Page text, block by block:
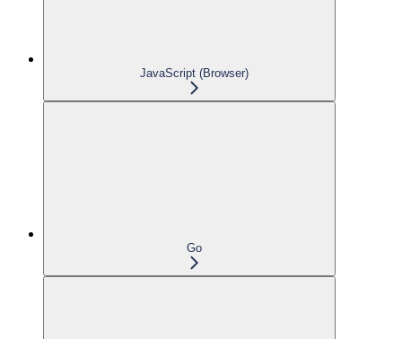
JavaScript (Browser)
Go